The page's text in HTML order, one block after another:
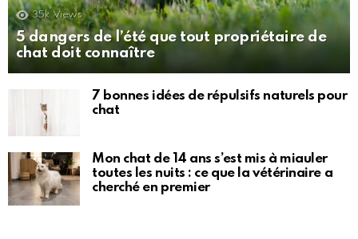
35k Views
5 dangers de l’été que tout propriétaire de
chat doit connaître
7 bonnes idées de répulsifs naturels pour
chat
Mon chat de 14 ans s’est mis à miauler
toutes les nuits : ce que la vétérinaire a
cherché en premier